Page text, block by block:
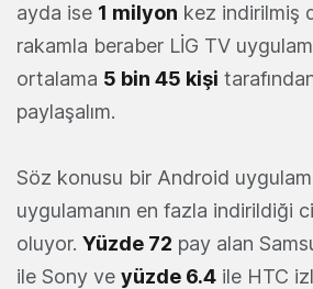
ayda ise 1 milyon kez indirilmiş
rakamla beraber LİG TV
ortalama 5 bin 45 kişi
paylaşalım.
Söz konusu bir Android
uygulamanın en fazla indirildiği
oluyor. Yüzde 72 pay alan
ile Sony ve yüzde 6.4 ile HTC